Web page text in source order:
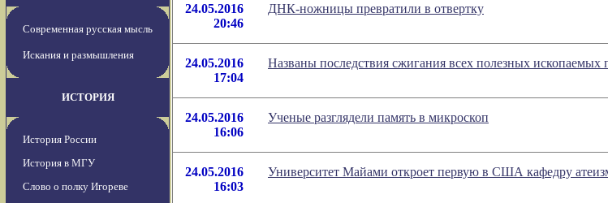
Современная русская мысль
Искания и размышления
ИСТОРИЯ
История России
История в МГУ
Слово о полку Игореве
24.05.2016
20:46
ДНК-ножницы превратили в отвертку
24.05.2016
17:04
Названы последствия сжигания всех полезных ископаемых
24.05.2016
16:06
Ученые разглядели память в микроскоп
24.05.2016
16:03
Университет Майами откроет первую в США кафедру